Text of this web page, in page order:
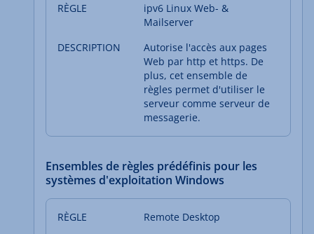
ipv6 Linux Web- &
Mailserver
Autorise l'accès aux pages
Web par http et https. De
plus, cet ensemble de
règles permet d'utiliser le
serveur comme serveur de
messagerie.
Ensembles de règles prédéfinis pour les
systèmes d'exploitation Windows
Remote Desktop